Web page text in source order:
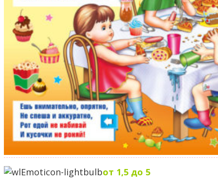
от 1,5 до 5